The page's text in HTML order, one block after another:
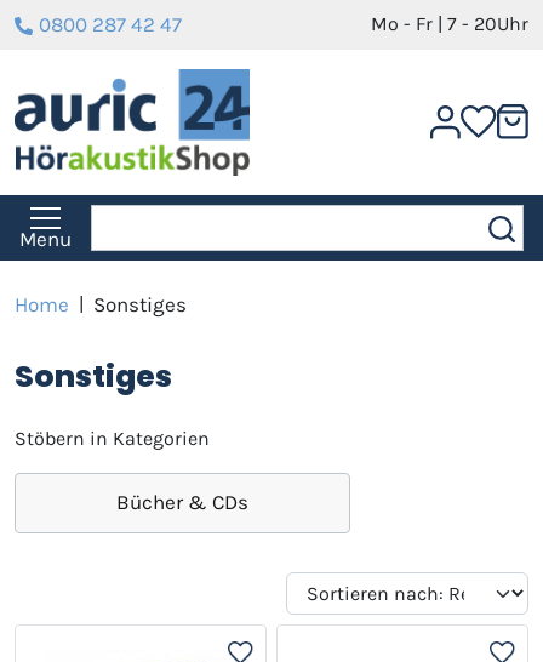
0800 287 42 47 Mo - Fr | 7 - 20Uhr
Menu
Home | Sonstiges
Sonstiges
Stöbern in Kategorien
Bücher & CDs